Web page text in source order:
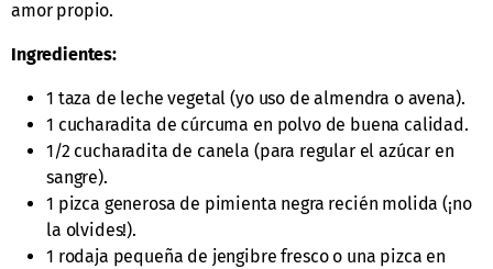
amor propio.
Ingredientes:
1 taza de leche vegetal (yo uso de almendra o avena).
1 cucharadita de cúrcuma en polvo de buena calidad.
1/2 cucharadita de canela (para regular el azúcar en
sangre).
1 pizca generosa de pimienta negra recién molida (¡no
la olvides!).
1 rodaja pequeña de jengibre fresco o una pizca en